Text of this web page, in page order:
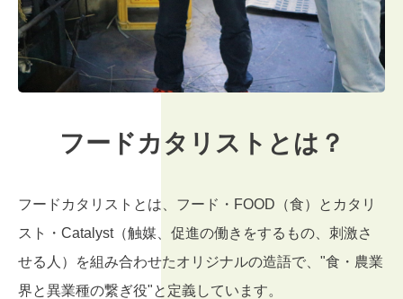
フードカタリストとは？
フードカタリストとは、フード・FOOD（食）とカタリ
スト・Catalyst（触媒、促進の働きをするもの、刺激さ
せる人）を組み合わせたオリジナルの造語で、"食・農業
界と異業種の繋ぎ役"と定義しています。